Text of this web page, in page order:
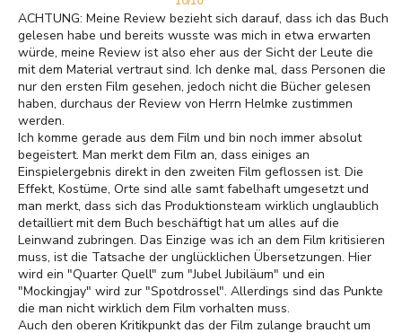
ACHTUNG: Meine Review bezieht sich darauf, dass ich das Buch
gelesen habe und bereits wusste was mich in etwa erwarten
würde, meine Review ist also eher aus der Sicht der Leute die
mit dem Material vertraut sind. Ich denke mal, dass Personen die
nur den ersten Film gesehen, jedoch nicht die Bücher gelesen
haben, durchaus der Review von Herrn Helmke zustimmen
werden.
Ich komme gerade aus dem Film und bin noch immer absolut
begeistert. Man merkt dem Film an, dass einiges an
Einspielergebnis direkt in den zweiten Film geflossen ist. Die
Effekt, Kostüme, Orte sind alle samt fabelhaft umgesetzt und
man merkt, dass sich das Produktionsteam wirklich unglaublich
detailliert mit dem Buch beschäftigt hat um alles auf die
Leinwand zubringen. Das Einzige was ich an dem Film kritisieren
muss, ist die Tatsache der unglücklichen Übersetzungen. Hier
wird ein "Quarter Quell" zum "Jubel Jubiläum" und ein
"Mockingjay" wird zur "Spotdrossel". Allerdings sind das Punkte
die man nicht wirklich dem Film vorhalten muss.
Auch den oberen Kritikpunkt das der Film zulange braucht um